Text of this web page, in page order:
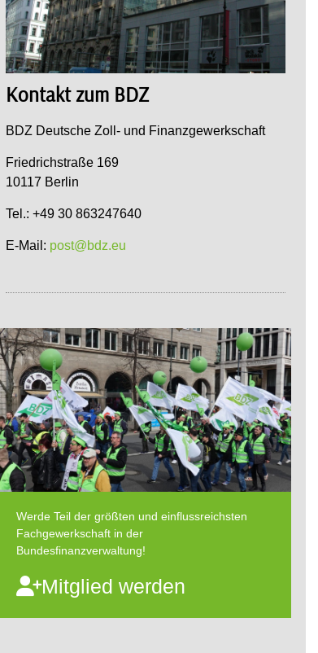
Kontakt zum BDZ
BDZ Deutsche Zoll- und Finanzgewerkschaft
Friedrichstraße 169
10117 Berlin
Tel.: +49 30 863247640
E-Mail: post@bdz.eu
Werde Teil der größten und einflussreichsten
Fachgewerkschaft in der
Bundesfinanzverwaltung!
Mitglied werden